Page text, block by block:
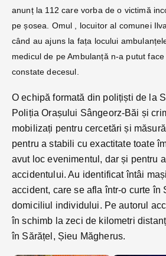
anunț la 112 care vorba de o victimă
pe șosea. Omul , locuitor al comunei
când au ajuns la fața locului
medicul de pe Ambulanță n-a putut
constate decesul.
O echipă formată din polițiști de la
Poliția Orașului Sângeorz-Băi și
mobilizați pentru cercetări și
pentru a stabili cu exactitate toate
avut loc evenimentul, dar și pentru
accidentului. Au identificat întâi
accident, care se afla într-o curte în
domiciliul individului. Pe autorul
în schimb la zeci de kilometri
în Sărățel, Șieu Măgherus.